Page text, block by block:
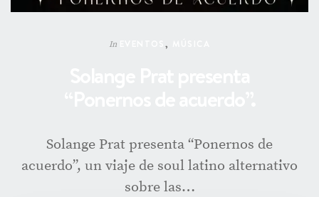
In ,
Solange Prat presenta “Ponernos de
acuerdo”, un viaje de soul latino alternativo
sobre las…